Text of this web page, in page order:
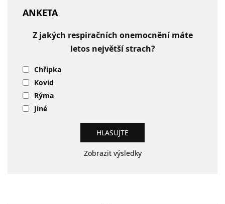
ANKETA
Z jakých respiračních onemocnění máte
letos největší strach?
Chřipka
Kovid
Rýma
Jiné
Zobrazit výsledky